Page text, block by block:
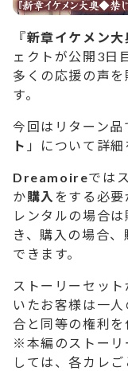
『新章イケメン
ェクトが公開3日
多くの応援の声
す。
今回はリターン品
ト 」について詳
Dreamoireでは
か購入 をする必要
レンタルの場合
き、購入の場合
できます。
ストーリーセッ
いたお客様は一
合と同等の権利を
※本編のストーリ
しては、各カレご